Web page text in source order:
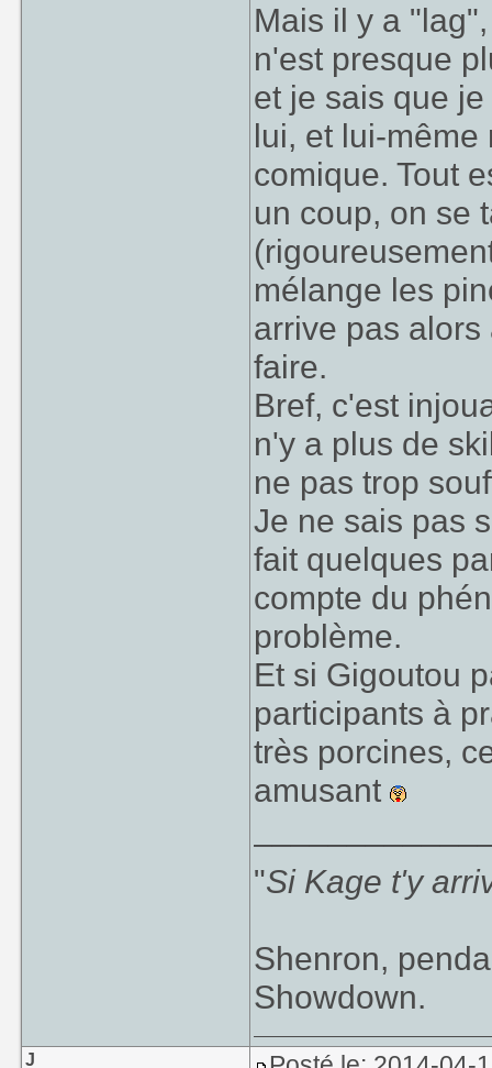
Mais il y a
n'est presque
et je sais que
lui, et lui-
comique. Tout
un coup, on se
mélange les
arrive pas
faire.
Bref, c'est
n'y a plus de
ne pas trop
Je ne sais pas
fait quelques
compte du
problème.
Et si Gigoutou
participants à
très porcines,
amusant
"Si Kage t'y
Shenron,
Showdown.
J